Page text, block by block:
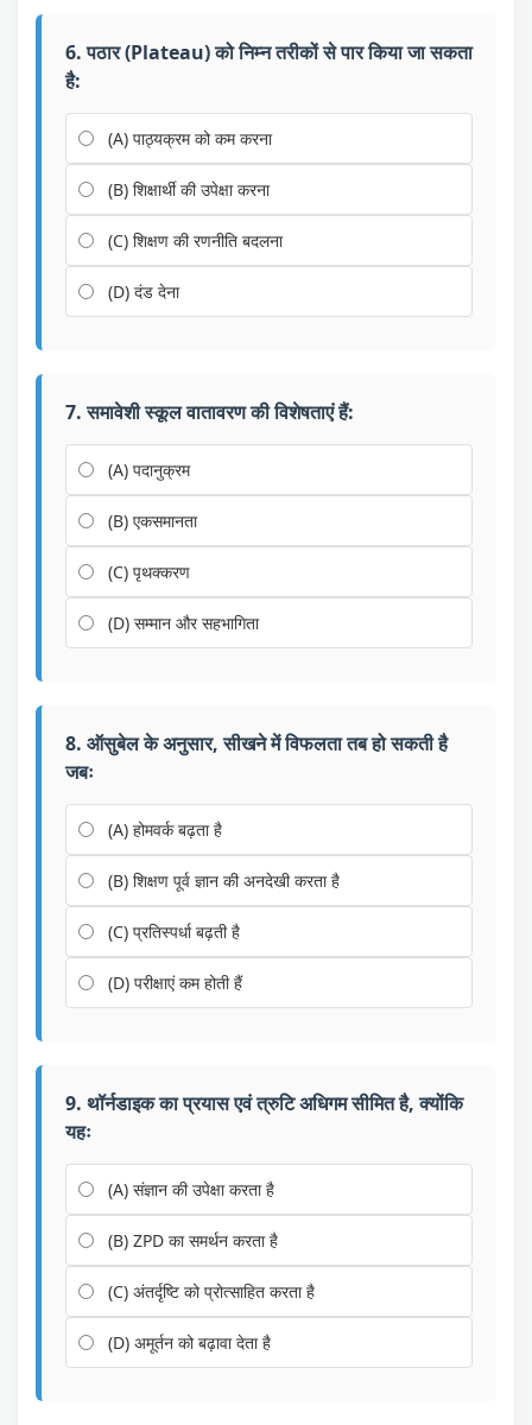
6. पठार (Plateau) को निम्न तरीकों से पार किया जा सकता
है:
(A) पाठ्यक्रम को कम करना
(B) शिक्षार्थी की उपेक्षा करना
(C) शिक्षण की रणनीति बदलना
(D) दंड देना
7. समावेशी स्कूल वातावरण की विशेषताएं हैं:
(A) पदानुक्रम
(B) एकसमानता
(C) पृथक्करण
(D) सम्मान और सहभागिता
8. ऑसुबेल के अनुसार, सीखने में विफलता तब हो सकती है
जबः
(A) होमवर्क बढ़ता है
(B) शिक्षण पूर्व ज्ञान की अनदेखी करता है
(C) प्रतिस्पर्धा बढ़ती है
(D) परीक्षाएं कम होती हैं
9. थॉर्नडाइक का प्रयास एवं त्रुटि अधिगम सीमित है, क्योंकि
यहः
(A) संज्ञान की उपेक्षा करता है
(B) ZPD का समर्थन करता है
(C) अंतर्दृष्टि को प्रोत्साहित करता है
(D) अमूर्तन को बढ़ावा देता है